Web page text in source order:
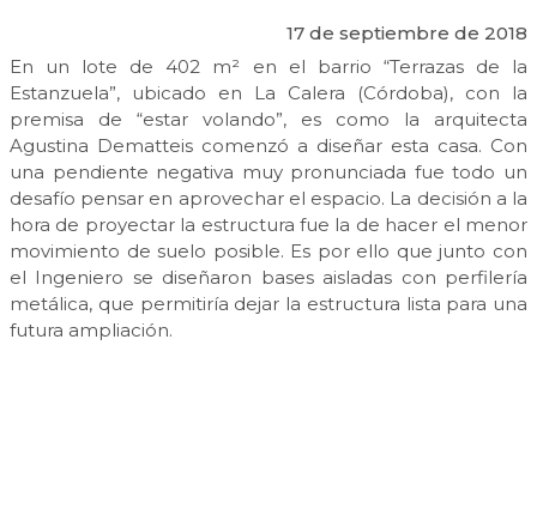
17 de septiembre de 2018
En un lote de 402 m² en el barrio “Terrazas de la
Estanzuela”, ubicado en La Calera (Córdoba), con la
premisa de “estar volando”, es como la arquitecta
Agustina Dematteis comenzó a diseñar esta casa. Con
una pendiente negativa muy pronunciada fue todo un
desafío pensar en aprovechar el espacio. La decisión a la
hora de proyectar la estructura fue la de hacer el menor
movimiento de suelo posible. Es por ello que junto con
el Ingeniero se diseñaron bases aisladas con perfilería
metálica, que permitiría dejar la estructura lista para una
futura ampliación.